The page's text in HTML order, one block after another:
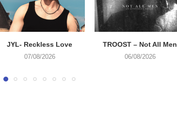
JYL- Reckless Love
07/08/2026
TROOST – Not All Men
06/08/2026